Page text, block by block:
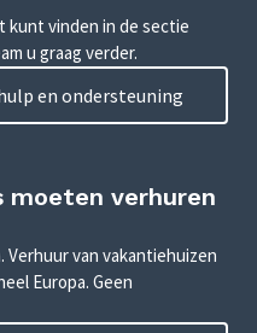
kunt vinden in de sectie
u graag verder.
en ondersteuning
moeten verhuren
Verhuur van vakantiehuizen
Europa. Geen